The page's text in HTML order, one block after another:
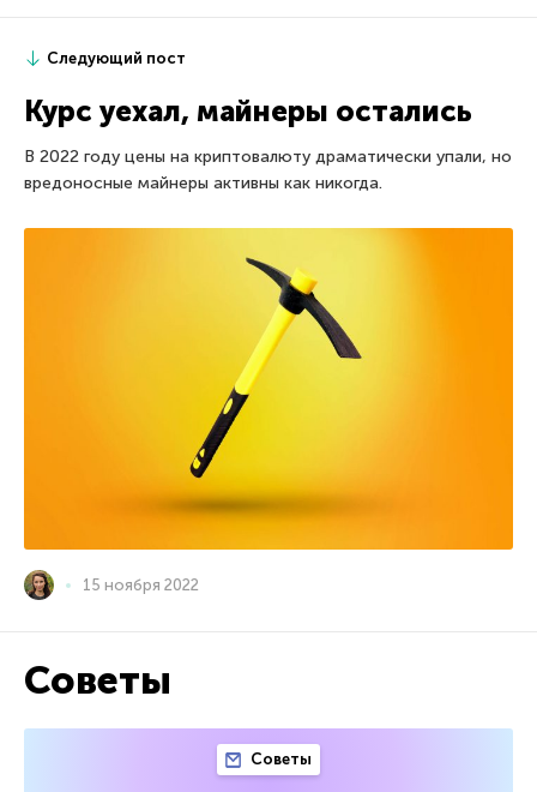
Следующий пост
Курс уехал, майнеры остались
В 2022 году цены на криптовалюту драматически упали, но
вредоносные майнеры активны как никогда.
15 ноября 2022
Советы
Советы